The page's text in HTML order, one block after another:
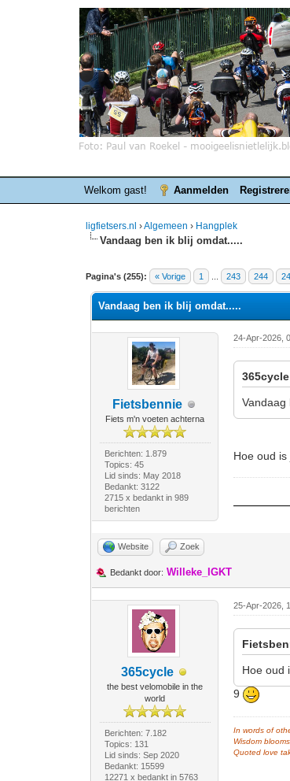
Welkom gast! Aanmelden
ligfietsers.nl ›Algemeen › Hangplek
Vandaag ben ik blij omdat.....
Pagina's (255): « Vorige 1 243 244
8 stemmen - gemiddelde waardering is
1
2
3
4
5
Vandaag ben ik blij omdat.....
Fietsbennie
Fiets m'n voeten achterna
Berichten: 1.879
Topics: 45
Lid sinds: May 2018
Bedankt: 3122
2715 x bedankt in 989
berichten
24-Apr-2026,
Vandaag
Hoe oud is
Website Zoek
Bedankt door: Willeke_IGKT
365cycle
the best velomobile in the
world
Berichten: 7.182
Topics: 131
Lid sinds: Sep 2020
Bedankt: 15599
12271 x bedankt in 5763
25-Apr-2026,
Hoe oud
9
In words of
Wisdom
Quoted love